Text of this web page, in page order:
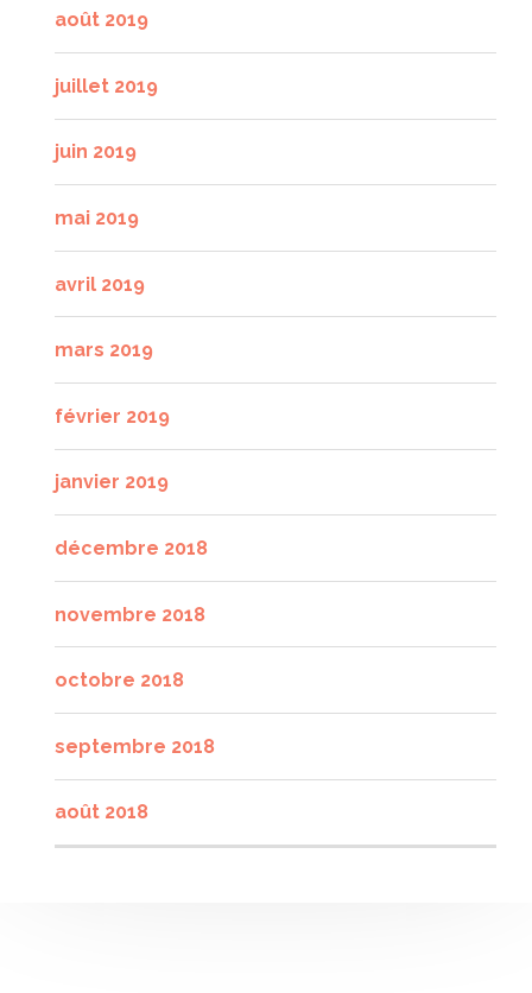
août 2019
juillet 2019
juin 2019
mai 2019
avril 2019
mars 2019
février 2019
janvier 2019
décembre 2018
novembre 2018
octobre 2018
septembre 2018
août 2018